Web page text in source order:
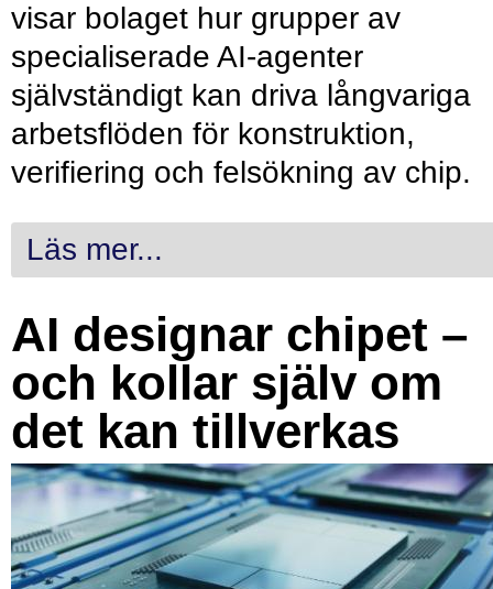
visar bolaget hur grupper av
specialiserade AI-agenter
självständigt kan driva långvariga
arbetsflöden för konstruktion,
verifiering och felsökning av chip.
Läs mer...
AI designar chipet –
och kollar själv om
det kan tillverkas